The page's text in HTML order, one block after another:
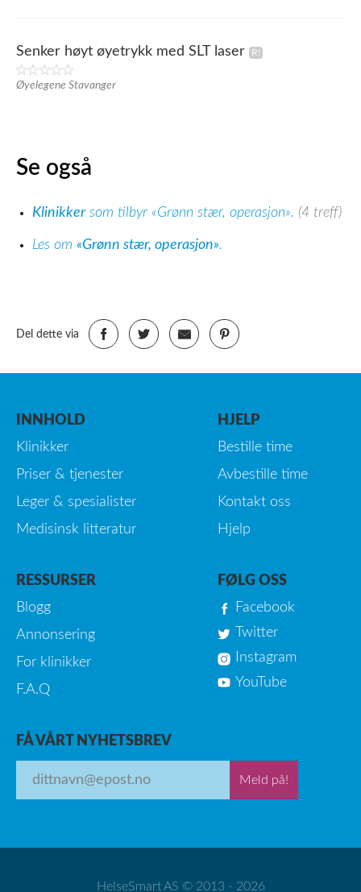
Senker høyt øyetrykk med SLT laser
Øyelegene Stavanger
Se også
Klinikkersom tilbyr «Grønn stær, operasjon». (4 treff)
Les om «Grønn stær, operasjon».
Del dette via
INNHOLD
Klinikker
Priser & tjenester
Leger & spesialister
Medisinsk litteratur
HJELP
Bestille time
Avbestille time
Kontakt oss
Hjelp
RESSURSER
Blogg
Annonsering
For klinikker
F.A.Q
FØLG OSS
Facebook
Twitter
Instagram
YouTube
FÅ VÅRT NYHETSBREV
Meld på!
HelseSmart AS © 2013 - 2026